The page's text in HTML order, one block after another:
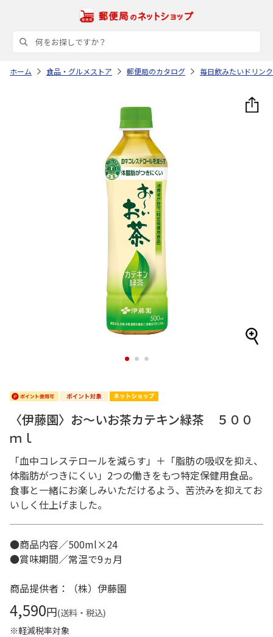
ホーム 食品・グルメストア 郵便局のカタログ 毎日飲みたいドリン
1 2 3
〈伊藤園〉お～いお茶カテキン緑茶 ５００
ｍｌ
「血中コレステロールを減らす」＋「脂肪の吸収を抑え、
体脂肪がつきにくい」2つの働きをもつ特定保健用食品。
食事と一緒にお楽しみいただけるよう、苦渋みを抑えてお
いしく仕上げました。
●商品内容／500ml×24
●賞味期間／常温で9ヵ月
商品提供者：（株）伊藤園
4,590円(送料・税込)
※軽減税率対象